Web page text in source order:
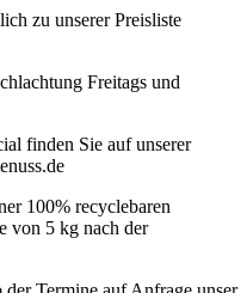
zu unserer Preisliste
Freitags und
finden Sie auf unserer
100% recyclebaren
von 5 kg nach der